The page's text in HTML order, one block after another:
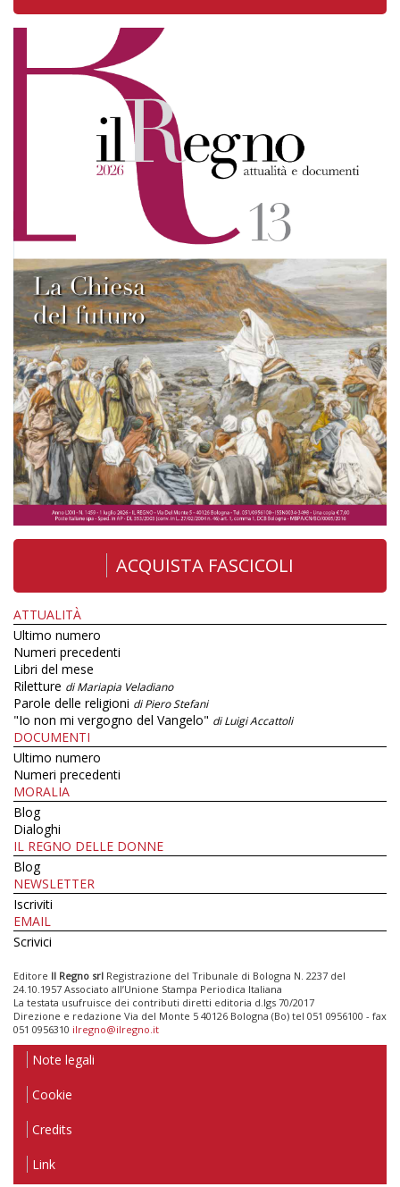
ACQUISTA FASCICOLI
ATTUALITÀ
Ultimo numero
Numeri precedenti
Libri del mese
Riletture di Mariapia Veladiano
Parole delle religioni di Piero Stefani
"Io non mi vergogno del Vangelo" di Luigi Accattoli
DOCUMENTI
Ultimo numero
Numeri precedenti
MORALIA
Blog
Dialoghi
IL REGNO DELLE DONNE
Blog
NEWSLETTER
Iscriviti
EMAIL
Scrivici
Editore Il Regno srl Registrazione del Tribunale di Bologna N. 2237 del
24.10.1957 Associato all’Unione Stampa Periodica Italiana
La testata usufruisce dei contributi diretti editoria d.lgs 70/2017
Direzione e redazione Via del Monte 5 40126 Bologna (Bo) tel 051 0956100 - fax
051 0956310 ilregno@ilregno.it
Note legali
Cookie
Credits
Link